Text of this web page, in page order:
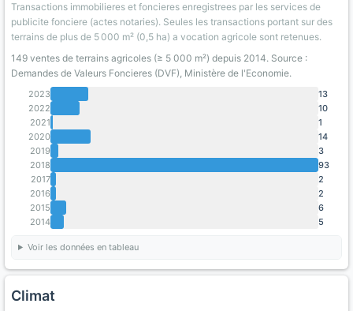
Transactions immobilieres et foncieres enregistrees par les services de
publicite fonciere (actes notaries). Seules les transactions portant sur des
terrains de plus de 5 000 m² (0,5 ha) a vocation agricole sont retenues.
149 ventes de terrains agricoles (≥ 5 000 m²) depuis 2014. Source :
Demandes de Valeurs Foncieres (DVF), Ministère de l'Economie.
2023
13
2022
10
2021
1
2020
14
2019
3
2018
93
2017
2
2016
2
2015
6
2014
5
Voir les données en tableau
Climat